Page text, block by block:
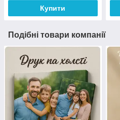
Купити
Подібні товари компанії